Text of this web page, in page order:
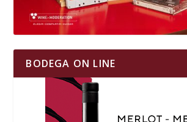
BODEGA ON LINE